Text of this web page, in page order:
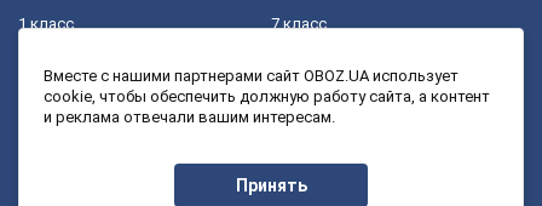
1 класс
3 класс
7 класс
9 класс
Вместе с нашими партнерами сайт OBOZ.UA использует
cookie, чтобы обеспечить должную работу сайта, а контент
и реклама отвечали вашим интересам.
Принять